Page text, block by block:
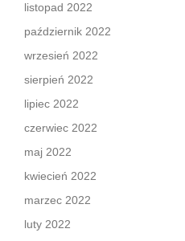
listopad 2022
październik 2022
wrzesień 2022
sierpień 2022
lipiec 2022
czerwiec 2022
maj 2022
kwiecień 2022
marzec 2022
luty 2022